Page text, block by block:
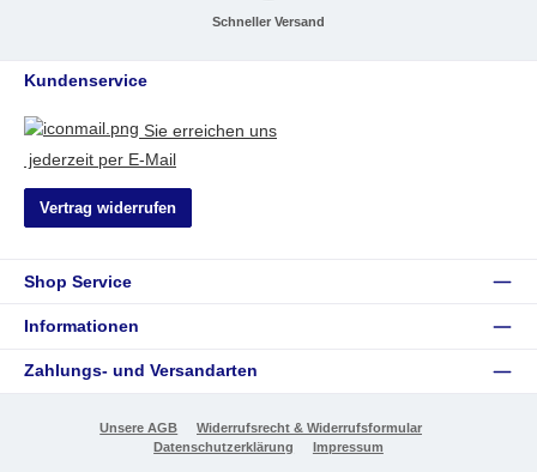
Schneller Versand
Kundenservice
Sie erreichen uns
jederzeit per E-Mail
Vertrag widerrufen
Shop Service
Informationen
Zahlungs- und Versandarten
Unsere AGB
Widerrufsrecht & Widerrufsformular
Datenschutzerklärung
Impressum